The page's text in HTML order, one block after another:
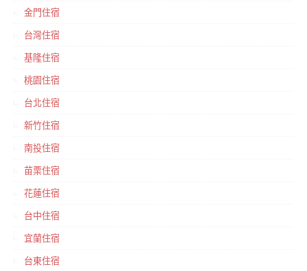
金門住宿
台灣住宿
基隆住宿
桃園住宿
台北住宿
新竹住宿
南投住宿
苗栗住宿
花蓮住宿
台中住宿
宜蘭住宿
台東住宿